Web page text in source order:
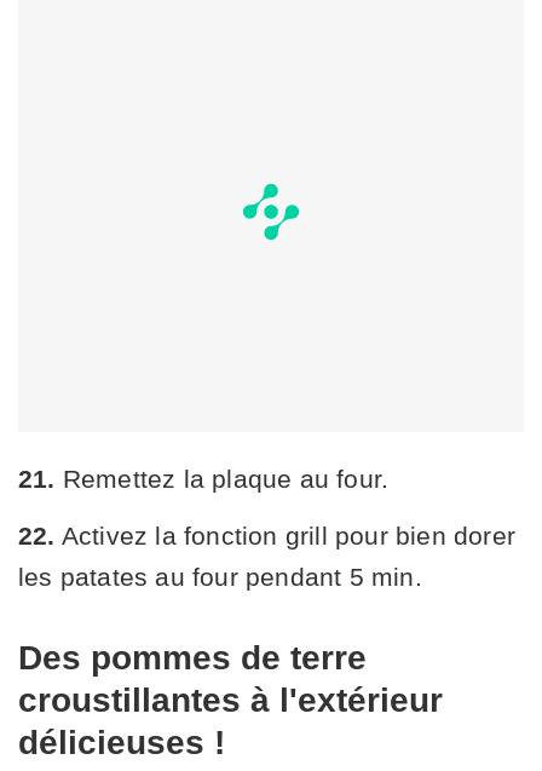
21. Remettez la plaque au four.
22. Activez la fonction grill pour bien dorer
les patates au four pendant 5 min.
Des pommes de terre
croustillantes à l'extérieur
délicieuses !